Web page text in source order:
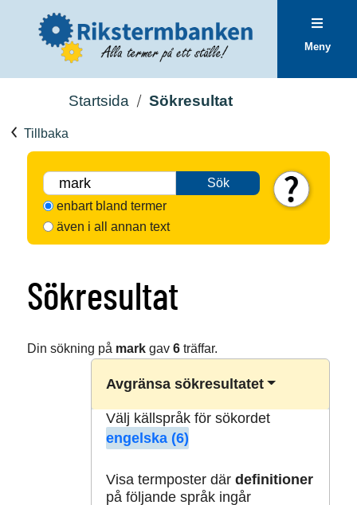
Meny
Startsida Sökresultat
Tillbaka
Sök
enbart bland termer
även i all annan text
Sökresultat
Din sökning på markgav 6träffar.
Avgränsa sökresultatet
Välj källspråk för sökordet
engelska (6)
Visa termposter där definitioner
på följande språk ingår